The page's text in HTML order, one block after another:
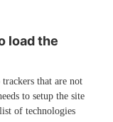
load the
that are not
to setup the site
of technologies